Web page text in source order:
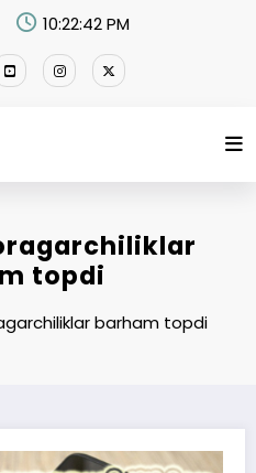
10:22:43 PM
topdi
barham topdi